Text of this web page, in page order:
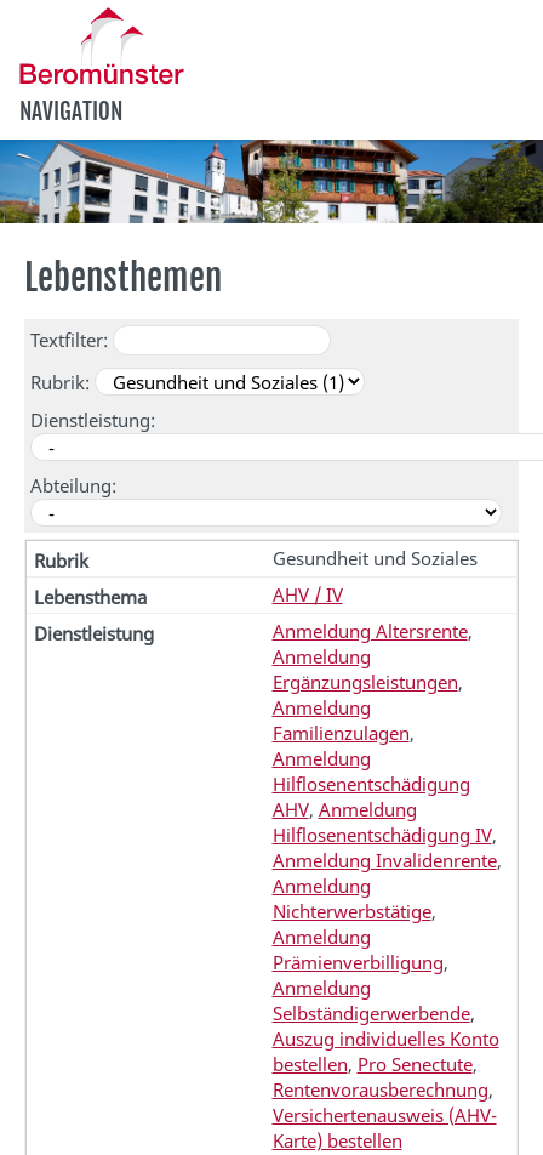
NAVIGATION
Lebensthemen
Textfilter:
Rubrik:
Dienstleistung:
Abteilung:
Gesundheit und Soziales
AHV / IV
Anmeldung Altersrente,
Anmeldung
Ergänzungsleistungen,
Anmeldung
Familienzulagen,
Anmeldung
Hilflosenentschädigung
AHV, Anmeldung
Hilflosenentschädigung IV,
Anmeldung Invalidenrente,
Anmeldung
Nichterwerbstätige,
Anmeldung
Prämienverbilligung,
Anmeldung
Selbständigerwerbende,
Auszug individuelles Konto
bestellen, Pro Senectute,
Rentenvorausberechnung,
Versichertenausweis (AHV-
Karte) bestellen